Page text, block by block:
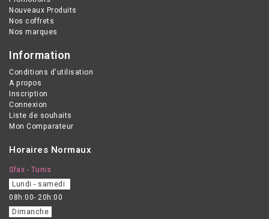
Nouveaux Produits
Nos coffrets
Nos marques
Information
Conditions d'utilisation
A propos
Inscription
Connexion
Liste de souhaits
Mon Comparateur
Horaires Normaux
Sfax - Tunis
Lundi - samedi
08h:00- 20h:00
Dimanche